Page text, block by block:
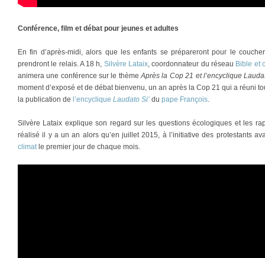
Conférence, film et débat pour jeunes et adultes
En fin d’après-midi, alors que les enfants se prépareront pour le
prendront le relais. A 18 h, Silvère Lataix , coordonnateur du réseau Bible et
animera une conférence sur le thèmeAprès la Cop 21 et l’encyclique
moment d’exposé et de débat bienvenu, un an après la Cop 21 qui a réuni
la publication de l’encyclique Laudato Si’ du pape François
Silvère Lataix explique son regard sur les questions écologiques et les
réalisé il y a un an alors qu’en juillet 2015, à l’initiative des protestants
climat le premier jour de chaque mois.